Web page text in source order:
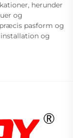
herunder
og
pasform og
og